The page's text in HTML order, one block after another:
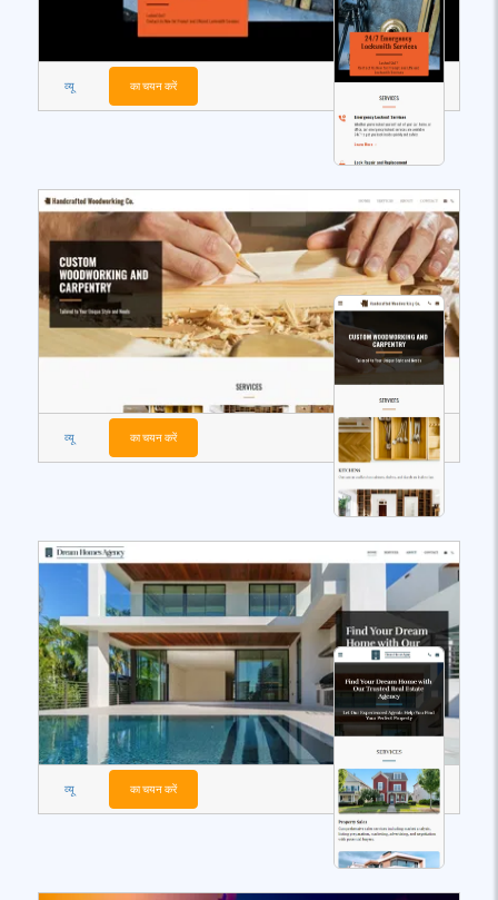
व्यू का चयन करें
व्यू का चयन करें
व्यू का चयन करें